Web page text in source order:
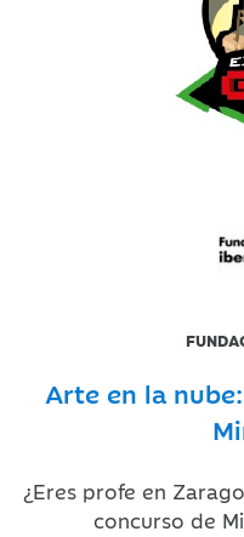
Arte en la
¿Eres profe en
concurso de